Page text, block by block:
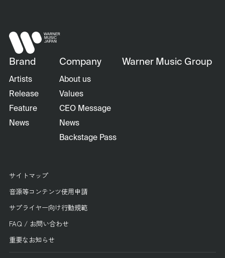
Brand
Artists
Release
Feature
News
Company
About us
Values
CEO Message
News
Backstage Pass
Warner Music Group
サイトマップ
音源等コンテンツ使用申請
サプライヤー向け行動規範
FAQ / お問い合わせ
重要なお知らせ